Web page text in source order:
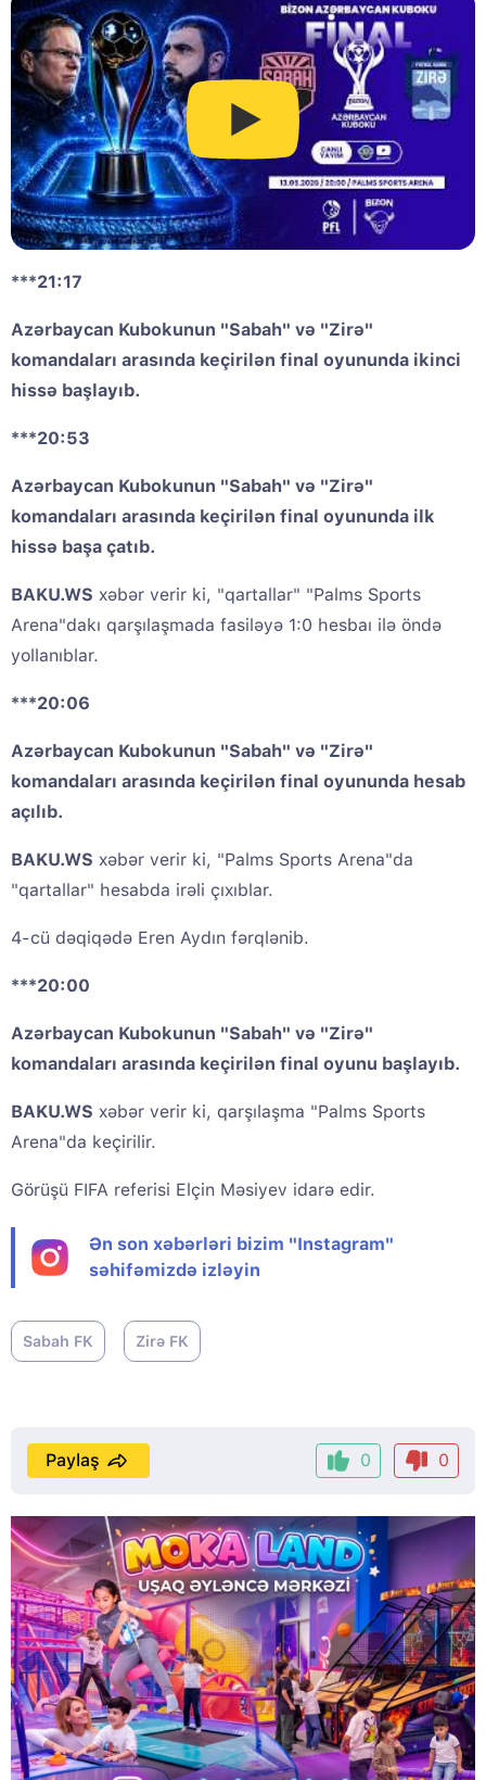
***21:17
Azərbaycan Kubokunun "Sabah" və "Zirə"
komandaları arasında keçirilən final oyununda ikinci
hissə başlayıb.
***20:53
Azərbaycan Kubokunun "Sabah" və "Zirə"
komandaları arasında keçirilən final oyununda ilk
hissə başa çatıb.
BAKU.WS xəbər verir ki, "qartallar" "Palms Sports
Arena"dakı qarşılaşmada fasiləyə 1:0 hesbaı ilə öndə
yollanıblar.
***20:06
Azərbaycan Kubokunun "Sabah" və "Zirə"
komandaları arasında keçirilən final oyununda hesab
açılıb.
BAKU.WS xəbər verir ki, "Palms Sports Arena"da
"qartallar" hesabda irəli çıxıblar.
4-cü dəqiqədə Eren Aydın fərqlənib.
***20:00
Azərbaycan Kubokunun "Sabah" və "Zirə"
komandaları arasında keçirilən final oyunu başlayıb.
BAKU.WS xəbər verir ki, qarşılaşma "Palms Sports
Arena"da keçirilir.
Görüşü FIFA referisi Elçin Məsiyev idarə edir.
Ən son xəbərləri bizim "Instagram"
səhifəmizdə izləyin
Sabah FK Zirə FK
0 0
Paylaş